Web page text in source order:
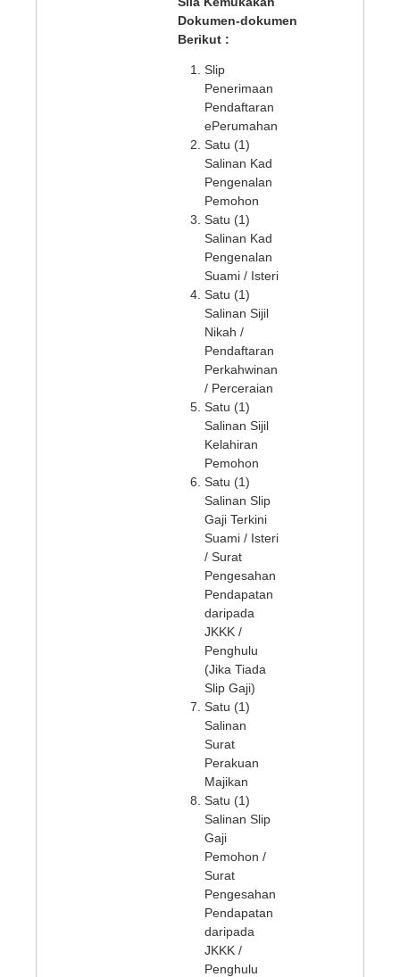
Dokumen-dokumen
Berikut :
Slip
Penerimaan
Pendaftaran
ePerumahan
Satu (1)
Salinan Kad
Pengenalan
Pemohon
Satu (1)
Salinan Kad
Pengenalan
Suami / Isteri
Satu (1)
Salinan Sijil
Nikah /
Pendaftaran
Perkahwinan
/ Perceraian
Satu (1)
Salinan Sijil
Kelahiran
Pemohon
Satu (1)
Salinan Slip
Gaji Terkini
Suami / Isteri
/ Surat
Pengesahan
Pendapatan
daripada
JKKK /
Penghulu
(Jika Tiada
Slip Gaji)
Satu (1)
Salinan
Surat
Perakuan
Majikan
Satu (1)
Salinan Slip
Gaji
Pemohon /
Surat
Pengesahan
Pendapatan
daripada
JKKK /
Penghulu